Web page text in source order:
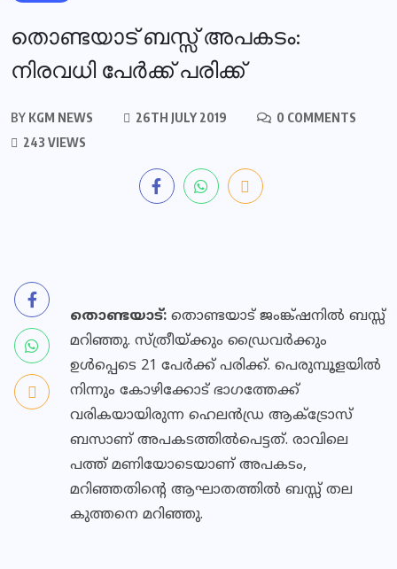
തൊണ്ടയാട് ബസ്സ് അപകടം:
നിരവധി പേര്‍ക്ക് പരിക്ക്‌
BY KGM NEWS 26TH JULY 2019
0 COMMENTS
243 VIEWS
തൊണ്ടയാട്: തൊണ്ടയാട് ജംങ്ക്ഷനില്‍ ബസ്സ്
മറിഞ്ഞു. സ്ത്രീയ്ക്കും ഡ്രൈവര്‍ക്കും
ഉള്‍പ്പെടെ 21 പേര്‍ക്ക് പരിക്ക്. പെരുമ്പൂളയിൽ
നിന്നും കോഴിക്കോട് ഭാഗത്തേക്ക്
വരികയായിരുന്ന ഹെലൻഡ്ര ആക്‌ട്രോസ്
ബസാണ് അപകടത്തില്‍പെട്ടത്. രാവിലെ
പത്ത് മണിയോടെയാണ് അപകടം,
മറിഞ്ഞതിന്റെ ആഘാതത്തില്‍ ബസ്സ് തല
കുത്തനെ മറിഞ്ഞു.